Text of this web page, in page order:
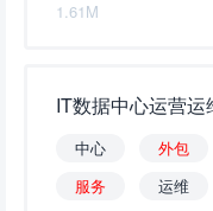
1.61M
IT数据中心运营运
中心 外包
服务 运维